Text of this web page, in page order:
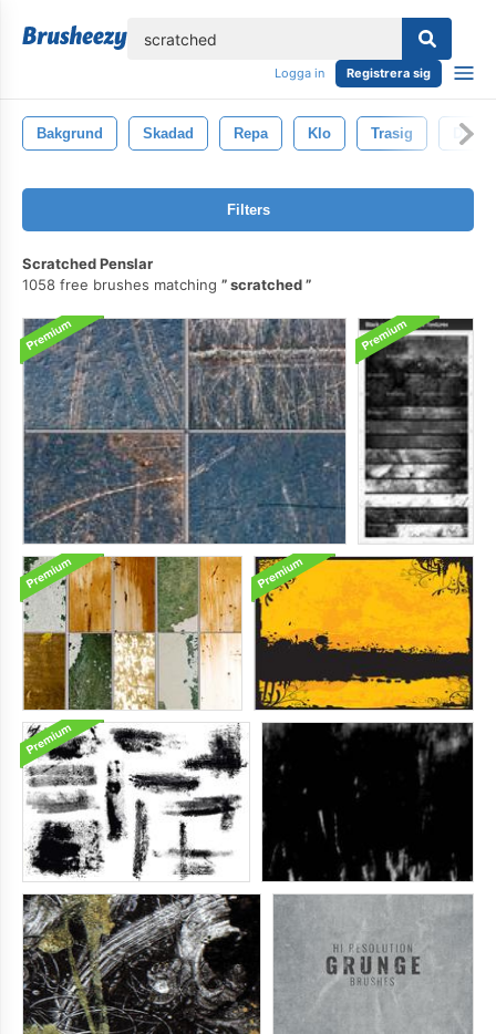
Logga in Registrera sig
Bakgrund Skadad Repa Klo Trasig Djur-
Filters
Scratched Penslar
1058 free brushes matching
scratched